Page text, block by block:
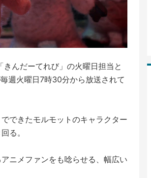
んだーてれび」の火曜日担当と
週火曜日7時30分から放送されて
できたモルモットのキャラクター
る。
ニメファンをも唸らせる、幅広い